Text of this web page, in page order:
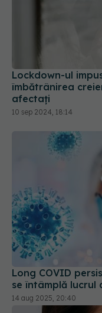
Lockdown-ul
îmbătrânirea
10 sep 2024, 18:14
Long COVID
se întâmplă lucrul
14 aug 2025, 20:40